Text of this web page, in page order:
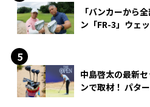
「バンカーから
ン「FR-3」ウェ
中島啓太の最新
ンで取材！ パタ